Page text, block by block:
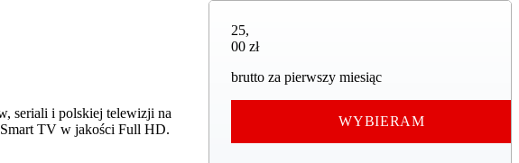
seriali i polskiej telewizji na
TV w jakości Full HD.
25,00 zł
25,
00 zł
brutto za pierwszy miesiąc
WYBIERAM